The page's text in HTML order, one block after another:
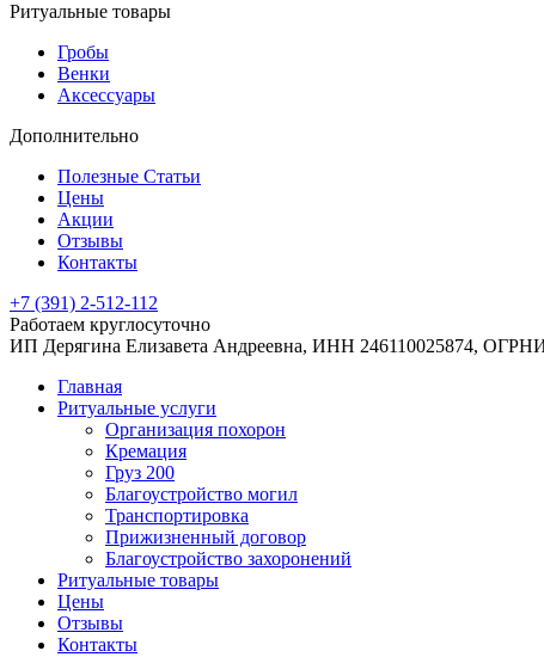
Ритуальные товары
Гробы
Венки
Аксессуары
Дополнительно
Полезные Статьи
Цены
Акции
Отзывы
Контакты
+7 (391) 2-512-112
Работаем круглосуточно
ИП Дерягина Елизавета Андреевна, ИНН 246110025874,
Главная
Ритуальные услуги
Организация похорон
Кремация
Груз 200
Благоустройство могил
Транспортировка
Прижизненный договор
Благоустройство захоронений
Ритуальные товары
Цены
Отзывы
Контакты